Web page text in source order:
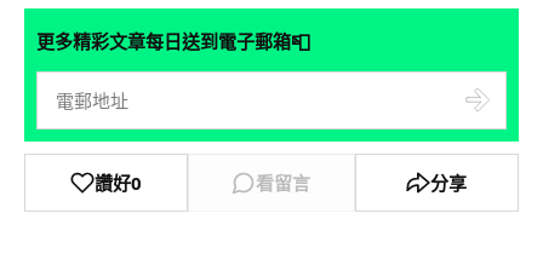
更多精彩文章每日送到電子郵箱📮
讚好0 看留言 分享